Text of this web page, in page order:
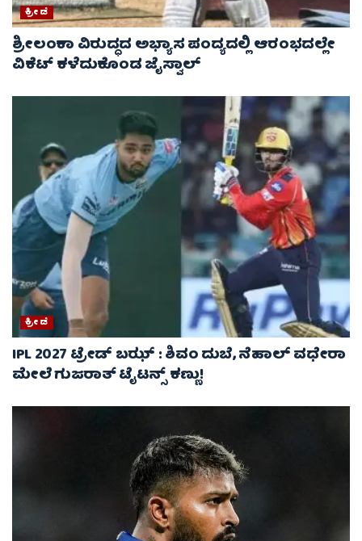
ಕ್ರೀಡೆ
ಶ್ರೀಲಂಕಾ ವಿರುದ್ಧದ ಅಭ್ಯಾಸ ಪಂದ್ಯದಲ್ಲಿ ಆರಂಭದಲ್ಲೇ
ವಿಕೆಟ್ ಕಳೆದುಕೊಂಡ ಜೈಸ್ವಾಲ್
ಕ್ರೀಡೆ
IPL 2027 ಟ್ರೇಡ್‌ ಬಝ್ : ಶಿವಂ ದುಬೆ, ನೆಹಾಲ್ ವಧೇರಾ
ಮೇಲೆ ಗುಜರಾತ್ ಟೈಟನ್ಸ್ ಕಣ್ಣು!